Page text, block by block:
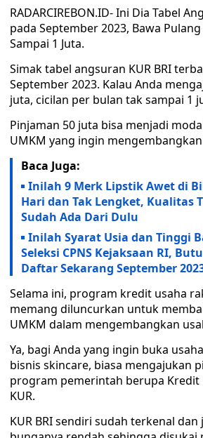
RADARCIREBON.ID- Ini Dia Tabel
pada September 2023, Bawa Pulang
Sampai 1 Juta.
Simak tabel angsuran KUR BRI
September 2023. Kalau Anda
juta, cicilan per bulan tak sampai 1
Pinjaman 50 juta bisa menjadi
UMKM yang ingin
Baca Juga:
Inilah 9 Merk Lipstik Awet di
Hari dan Tak Lengket, Kualitas
Sudah Ada Dari Dulu
Inilah Syarat Usia dan Tinggi
Seleksi CPNS Kejaksaan RI,
Daftar Sekarang September
Selama ini, program kredit usaha
memang diluncurkan untuk
UMKM dalam mengembangkan
Ya, bagi Anda yang ingin buka
bisnis skincare, biasa mengajukan
program pemerintah berupa Kredit
KUR.
KUR BRI sendiri sudah terkenal